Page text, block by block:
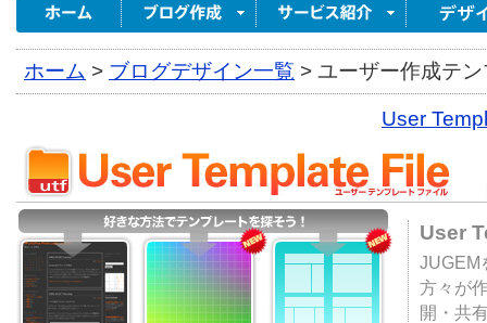
ホーム > ブログデザイン一覧 > ユーザー作成テ
User
User
JUGEM
方々が
開・共